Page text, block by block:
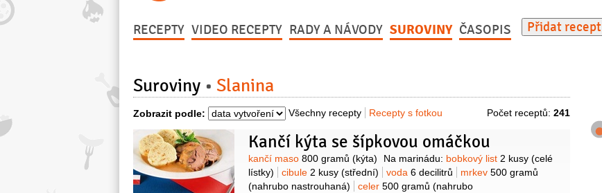
RECEPTY VIDEO RECEPTY RADY A NÁVODY SUROVINY ČASOPIS Přidat recept
Suroviny Slanina
Zobrazit podle: Všechny recepty Recepty s fotkou Počet receptů: 241
Kančí kýta se šípkovou omáčkou
Suroviny
kančí maso 800 gramů (kýta) Na marinádu: bobkový list 2 kusy (celé
lístky)
cibule 2 kusy (střední) voda 6 decilitrů mrkev 500 gramů
(nahrubo nastrouhaná)
celer 500 gramů (nahrubo